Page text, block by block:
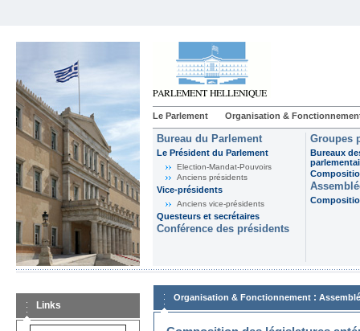
Le Parlement Organisation &
Bureau du Parlement
Le Président du Parlement
Election-Mandat-Pouvoirs
Anciens présidents
Vice-présidents
Anciens vice-présidents
Questeurs et secrétaires
Conférence des présidents
Groupes
Bureaux
Links
Organisation & Fonctionnement :